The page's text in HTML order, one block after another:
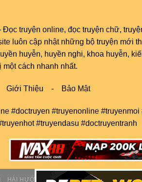
Đọc truyện online, đọc truyện chữ,
luôn cập nhật những bộ truyện mới
huyễn, huyền nghi, khoa huyễn,
một cách nhanh nhất.
Giới Thiệu - Bảo Mật
#doctruyen #truyenonline #truyenmoi
#truyendasu #doctruyentranh
HÀI HƯỚC TIỂU THUYẾT